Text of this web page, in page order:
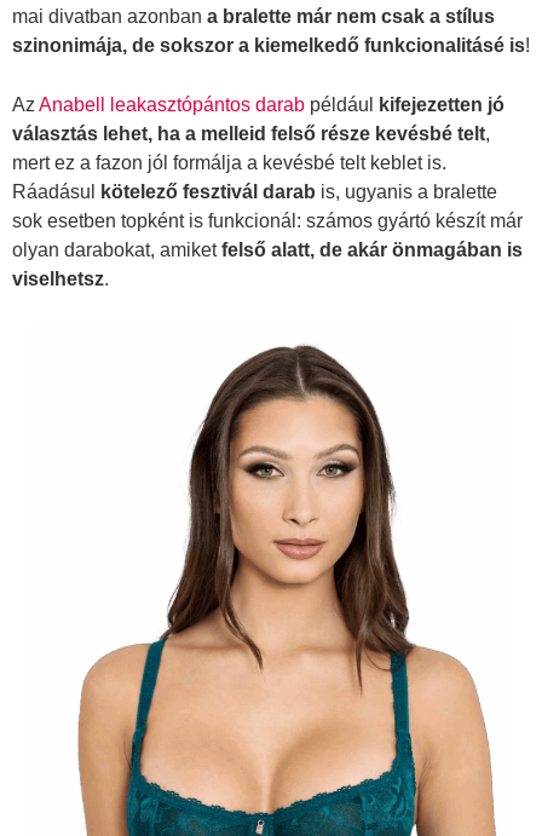
mai divatban azonban a bralette már nem csak a stílus
szinonimája, de sokszor a kiemelkedő funkcionalitásé is!
Az Anabell leakasztópántos darab például
kifejezetten jó
választás lehet, ha a melleid felső része kevésbé telt,
mert ez a fazon jól formálja a kevésbé telt keblet is.
Ráadásul
kötelező fesztivál darab is, ugyanis a bralette
sok esetben topként is funkcionál: számos gyártó készít már
olyan darabokat, amiketfelső alatt, de akár önmagában is
viselhetsz.